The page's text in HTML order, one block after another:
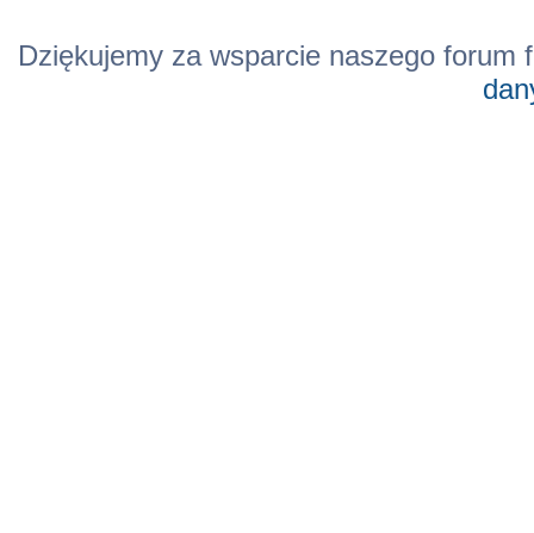
Dziękujemy za wsparcie naszego